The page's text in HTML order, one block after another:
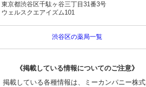
東京都渋谷区千駄ヶ谷三丁目31番3号
ウェルスクエアイズム101
渋谷区の薬局一覧
《掲載している情報についてのご注意》
掲載している各種情報は、ミーカンパニー株式